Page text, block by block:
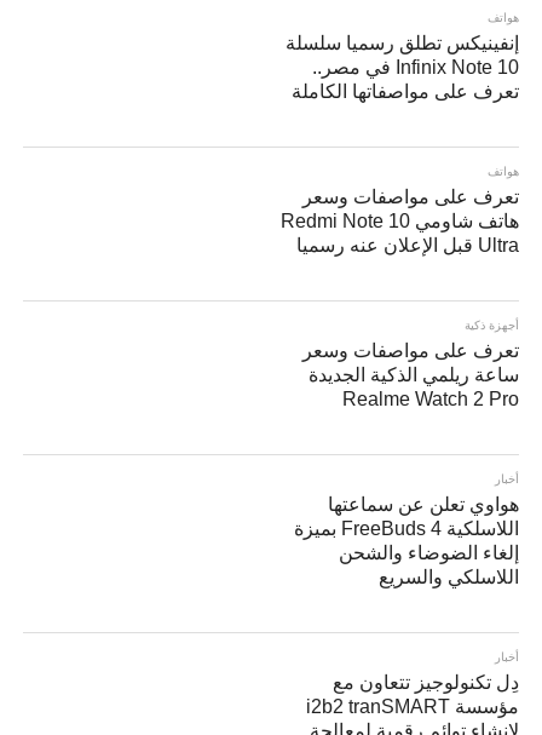
هواتف
إنفينيكس تطلق رسميا سلسلة
Infinix Note 10 في مصر..
تعرف على مواصفاتها الكاملة
هواتف
تعرف على مواصفات وسعر
هاتف شاومي Redmi Note 10
Ultra قبل الإعلان عنه رسميا
أجهزة ذكية
تعرف على مواصفات وسعر
ساعة ريلمي الذكية الجديدة
Realme Watch 2 Pro
أخبار
هواوي تعلن عن سماعتها
اللاسلكية FreeBuds 4 بميزة
إلغاء الضوضاء والشحن
اللاسلكي والسريع
أخبار
دِل تكنولوجيز تتعاون مع
مؤسسة i2b2 tranSMART
لإنشاء توائم رقمية لمعالجة